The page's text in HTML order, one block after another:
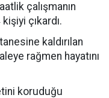
çalışmanın
çıkardı.
kaldırılan
rağmen hayatını
koruduğu